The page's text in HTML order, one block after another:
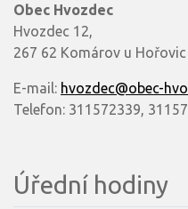
Obec Hvozdec
Hvozdec 12,
267 62 Komárov u Hořovic
E-mail: hvozdec@obec-
Telefon: 311572339,
Úřední hodiny